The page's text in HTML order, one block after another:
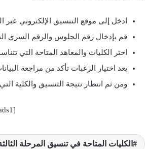
ادخل إلى موقع التنسيق الإلكتروني عبر
قم بإدخال رقم الجلوس والرقم السري
اختر الكليات والمعاهد المتاحة التي
بعد اختيار الرغبات تأكد من مراجعة
ومن ثم انتظار نتيجة التنسيق والكلية
[ads1]
الكليات المتاحة في تنسيق المرحلة الثالثة